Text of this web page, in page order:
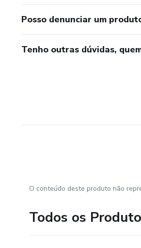
Posso denunciar um
Tenho outras dúvidas,
O conteúdo deste produto não
Todos os